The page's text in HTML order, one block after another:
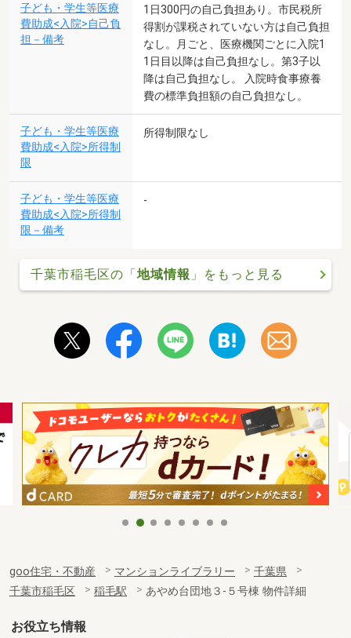
子ども・学生等医療
費助成<入院>自己負
担－備考
1日300円の自己負担あり。市民税所
得割が課税されていない方は自己負担
なし。月ごと、医療機関ごとに入院1
1日目以降は自己負担なし。第3子以
降は自己負担なし。 入院時食事療養
費の標準負担額の自己負担なし。
子ども・学生等医療
費助成<入院>所得制
限
所得制限なし
子ども・学生等医療
費助成<入院>所得制
限－備考
-
千葉市稲毛区の「 地域情報 」をもっと見る
goo住宅・不動産 マンションライブラリー
千葉県
千葉市稲毛区
稲毛駅 あやめ台団地３-５号棟 物件詳細
お役立ち情報